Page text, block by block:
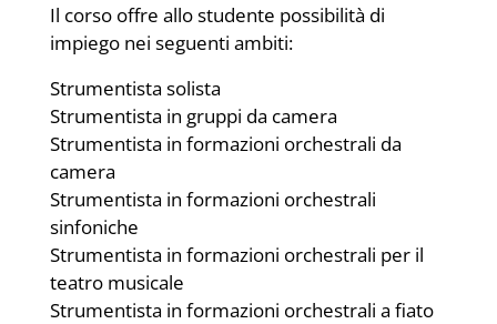
Il corso offre allo studente possibilità di
impiego nei seguenti ambiti:
Strumentista solista
Strumentista in gruppi da camera
Strumentista in formazioni orchestrali da
camera
Strumentista in formazioni orchestrali
sinfoniche
Strumentista in formazioni orchestrali per il
teatro musicale
Strumentista in formazioni orchestrali a fiato